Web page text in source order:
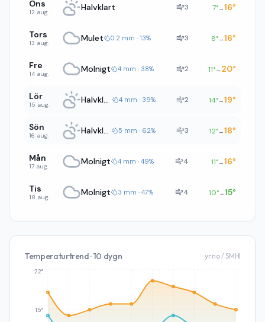
Ons
12 aug. Halvklart 3 7°→16°
Tors
13 aug. Mulet 0.2 mm · 13% 3 8°→16°
Fre
14 aug. Molnigt 4 mm · 38% 2 11°→ 20°
Lör
15 aug. Halvklart 4 mm · 39% 2 14°→19°
Sön
16 aug. Halvklart 5 mm · 62% 3 12°→18°
Mån
17 aug. Molnigt 4 mm · 49% 4 11°→16°
Tis
18 aug. Molnigt 3 mm · 47% 4 10°→15°
Temperaturtrend · 10 dygn yr.no / SMHI
15°
22°